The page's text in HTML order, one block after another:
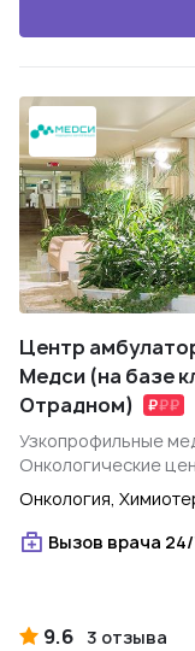
Центр
Медси (на базе
Отрадном)
Узкопрофильные
Онкологические
Онкология,
Вызов врача
9.6 3 отзыва